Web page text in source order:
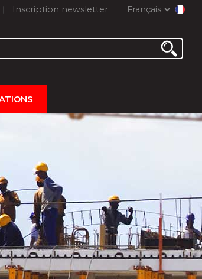
Inscription newsletter Français